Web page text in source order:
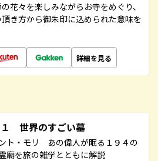
花々を楽しみながらお寺をめぐり、
き方から御朱印に込められた意味を
詳細を見る
世界のすごい墓
ト・モリ あの偉人が眠る１９４の
廟を旅の雑学とともに解説